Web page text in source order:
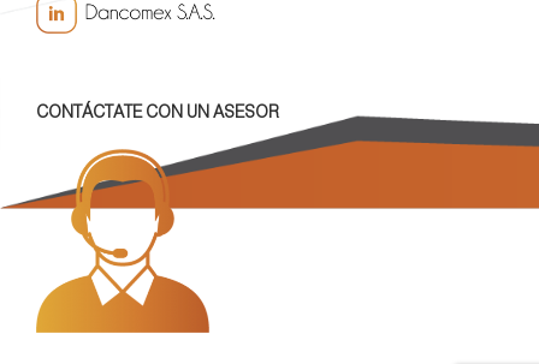
CONTÁCTATE CON UN ASESOR